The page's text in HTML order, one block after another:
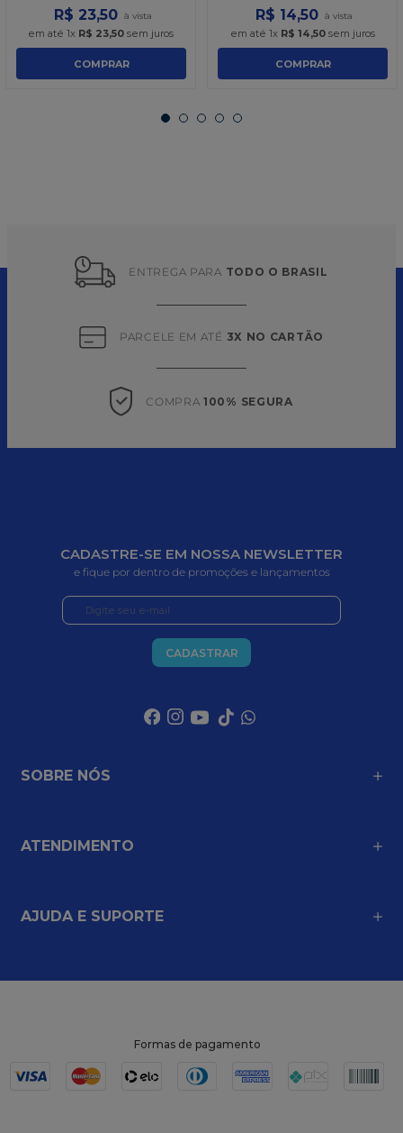
R$ 23,50
em até 1x R$ 23,50 sem juros
COMPRAR
R$ 14,50
em até 1x R$ 14,50sem juros
COMPRAR
ENTREGA PARA TODO O BRASIL
PARCELE EM ATÉ 3X NO CARTÃO
COMPRA 100% SEGURA
CADASTRE-SE EM NOSSA NEWSLETTER
e fique por dentro de promoções e lançamentos
CADASTRAR
SOBRE NÓS
ATENDIMENTO
AJUDA E SUPORTE
Formas de pagamento